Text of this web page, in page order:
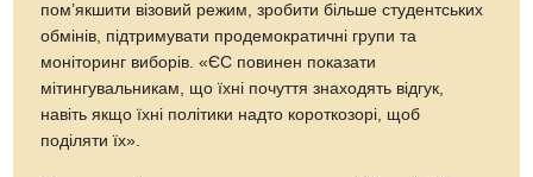
пом’якшити візовий режим, зробити більше студентських
обмінів, підтримувати продемократичні групи та
моніторинг виборів. «ЄС повинен показати
мітингувальникам, що їхні почуття знаходять відгук,
навіть якщо їхні політики надто короткозорі, щоб
поділяти їх».